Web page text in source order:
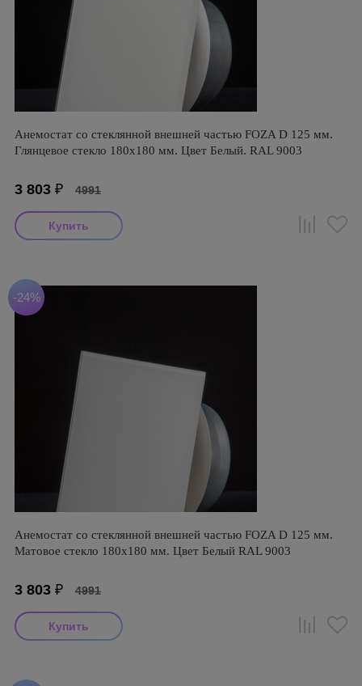
Анемостат со стеклянной внешней частью FOZA D 125 мм.
Глянцевое стекло 180х180 мм. Цвет Белый. RAL 9003
3 803 ₽ 4991
-24%
Анемостат со стеклянной внешней частью FOZA D 125 мм.
Матовое стекло 180х180 мм. Цвет Белый RAL 9003
3 803 ₽ 4991